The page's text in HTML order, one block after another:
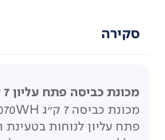
סקירה
מכונת כביסה פתח עליון 7 ק"ג Electra ETL10070WH
פתח עליון לנוחות